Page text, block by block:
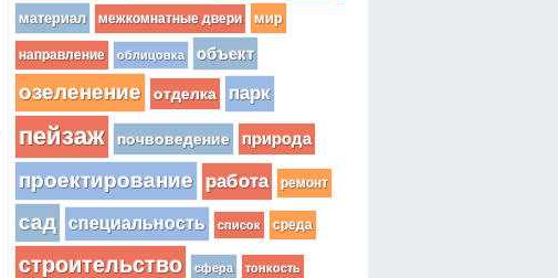
материал межкомнатные двери мир
направление облицовка объект
озеленение отделка парк
пейзаж почвоведение природа
проектирование работа ремонт
сад специальность список среда
строительство сфера тонкость